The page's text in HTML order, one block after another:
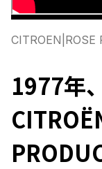
CITROEN ROSE
1977年